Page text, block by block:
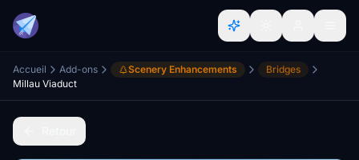
Accueil Add-ons Scenery Enhancements
Bridges
Millau Viaduct